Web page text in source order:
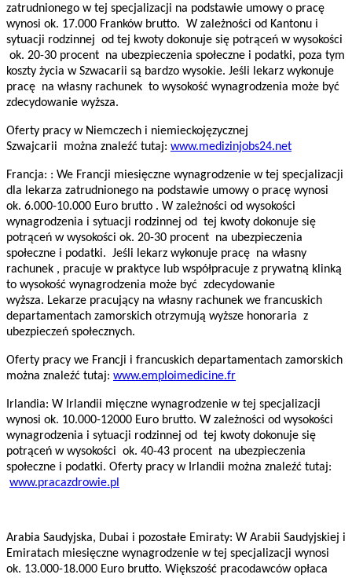
zatrudnionego w tej specjalizacji na podstawie umowy o pracę
wynosi ok. 17.000 Franków brutto. W zależności od Kantonu i
sytuacji rodzinnej od tej kwoty dokonuje się potrąceń w wysokości
ok. 20-30 procent na ubezpieczenia społeczne i podatki, poza tym
koszty życia w Szwacarii są bardzo wysokie. Jeśli lekarz wykonuje
pracę na własny rachunek to wysokość wynagrodzenia może być
zdecydowanie wyższa.
Oferty pracy w Niemczech i niemieckojęzycznej
Szwajcarii można znaleźć tutaj: www.medizinjobs24.net
Francja: : We Francji miesięczne wynagrodzenie w tej specjalizacji
dla lekarza zatrudnionego na podstawie umowy o pracę wynosi
ok. 6.000-10.000 Euro brutto . W zależności od wysokości
wynagrodzenia i sytuacji rodzinnej od tej kwoty dokonuje się
potrąceń w wysokości ok. 20-30 procent na ubezpieczenia
społeczne i podatki. Jeśli lekarz wykonuje pracę na własny
rachunek , pracuje w praktyce lub współpracuje z prywatną klinką
to wysokość wynagrodzenia może być zdecydowanie
wyższa. Lekarze pracujący na własny rachunek we francuskich
departamentach zamorskich otrzymują wyższe honoraria z
ubezpieczeń społecznych.
Oferty pracy we Francji i francuskich departamentach zamorskich
można znaleźć tutaj: www.emploimedicine.fr
Irlandia: W Irlandii mięczne wynagrodzenie w tej specjalizacji
wynosi ok. 10.000-12000 Euro brutto. W zależności od wysokości
wynagrodzenia i sytuacji rodzinnej od tej kwoty dokonuje się
potrąceń w wysokości ok. 40-43 procent na ubezpieczenia
społeczne i podatki. Oferty pracy w Irlandii można znaleźć tutaj:
www.pracazdrowie.pl
Arabia Saudyjska, Dubai i pozostałe Emiraty: W Arabii Saudyjskiej i
Emiratach miesięczne wynagrodzenie w tej specjalizacji wynosi
ok. 13.000-18.000 Euro brutto. Większość pracodawców opłaca